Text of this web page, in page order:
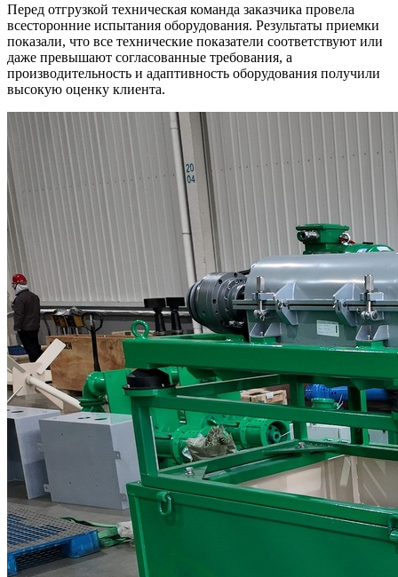
Перед отгрузкой техническая команда заказчика провела
всесторонние испытания оборудования. Результаты приемки
показали, что все технические показатели соответствуют или
даже превышают согласованные требования, а
производительность и адаптивность оборудования получили
высокую оценку клиента.